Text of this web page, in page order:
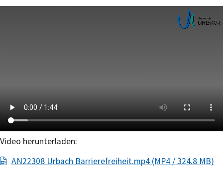
Video herunterladen:
AN22308 Urbach Barrierefreiheit.mp4 (MP4 / 324.8 MB)